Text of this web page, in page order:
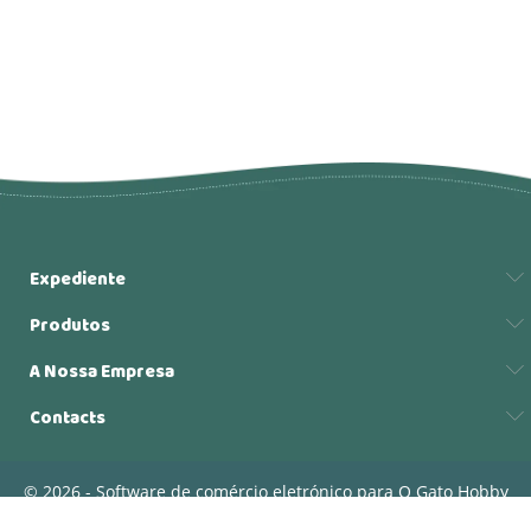
Expediente
Produtos
A Nossa Empresa
Contacts
© 2026 - Software de comércio eletrónico para O Gato Hobby